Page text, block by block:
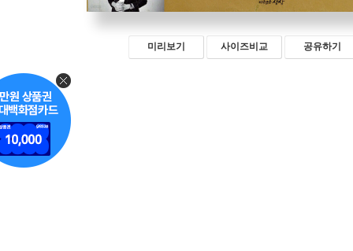
미리보기 사이즈비교 공유하기